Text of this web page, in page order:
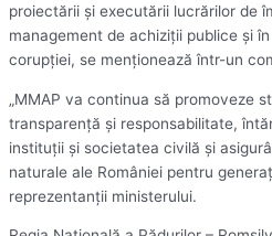
proiectării şi executării lucrărilor de
management de achiziţii publice şi
corupţiei, se menţionează într-un
„MMAP va continua să promoveze
transparenţă şi responsabilitate,
instituţii şi societatea civilă şi
naturale ale României pentru
reprezentanţii ministerului.